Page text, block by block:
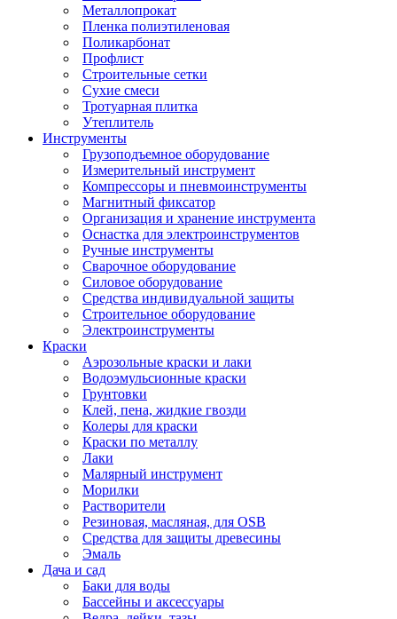
Металлопрокат
Пленка полиэтиленовая
Поликарбонат
Профлист
Строительные сетки
Сухие смеси
Тротуарная плитка
Утеплитель
Инструменты
Грузоподъемное оборудование
Измерительный инструмент
Компрессоры и пневмоинструменты
Магнитный фиксатор
Организация и хранение инструмента
Оснастка для электроинструментов
Ручные инструменты
Сварочное оборудование
Силовое оборудование
Средства индивидуальной защиты
Строительное оборудование
Электроинструменты
Краски
Аэрозольные краски и лаки
Водоэмульсионные краски
Грунтовки
Клей, пена, жидкие гвозди
Колеры для краски
Краски по металлу
Лаки
Малярный инструмент
Морилки
Растворители
Резиновая, масляная, для OSB
Средства для защиты древесины
Эмаль
Дача и сад
Баки для воды
Бассейны и аксессуары